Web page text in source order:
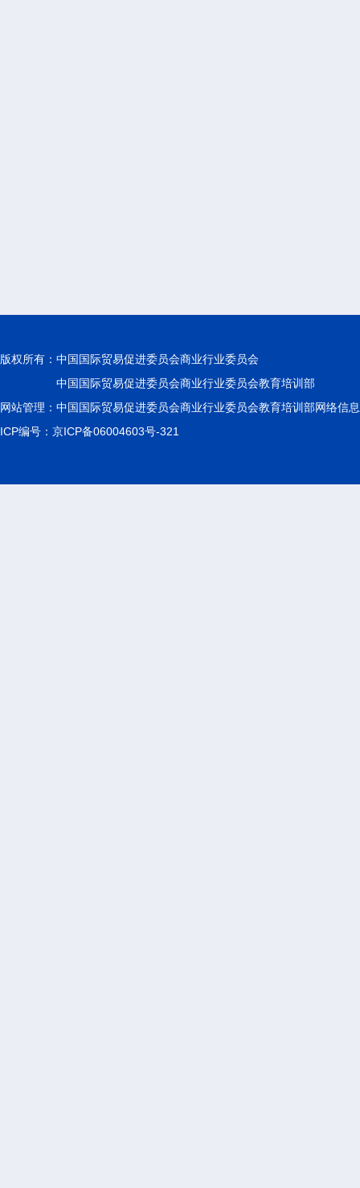
版权所有： 中国国际贸易促进委员会商业行业委员会
中国国际贸易促进委员会商业行业委员会教育培训部
网站管理：中国国际贸易促进委员会商业行业委员会教育培训部网络信
ICP编号：京ICP备06004603号-321